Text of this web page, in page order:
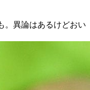
。異論はあるけどおい